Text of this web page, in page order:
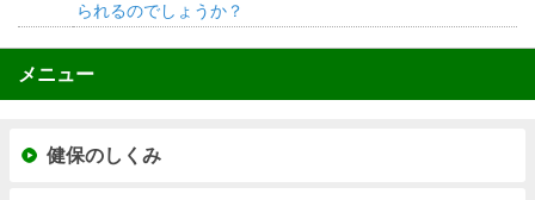
られるのでしょうか？
メニュー
健保のしくみ